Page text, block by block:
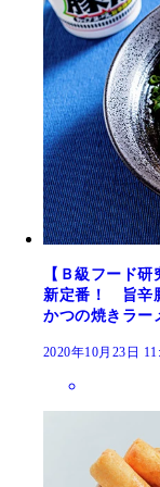
【Ｂ級フード
新定番！ 旨辛
かつの焼きラー
2020年10月23日